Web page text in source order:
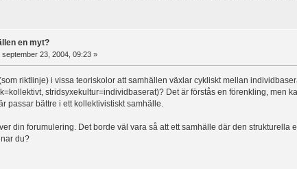
en myt?
september 23, 2004, 09:23 »
riktlinje) i vissa teoriskolor att samhällen växlar cykliskt mellan
stridsyxekultur=individbaserat)? Det är förstås en förenkling, men
passar bättre i ett kollektivistiskt samhälle.
din forumulering. Det borde väl vara så att ett samhälle där den strukturella
du?